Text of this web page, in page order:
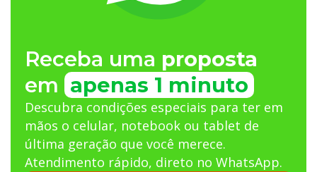
Receba uma proposta
em apenas 1 minuto
Descubra condições especiais para ter em
mãos o celular, notebook ou tablet de
última geração que você merece.
Atendimento rápido, direto no WhatsApp.